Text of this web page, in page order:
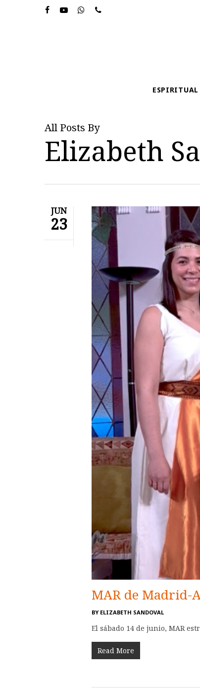
Hit enter to search or ESC to close
ESPIRITUAL
All Posts By
Elizabeth
JUN
23
MAR de Madrid-
BY ELIZABETH SANDOVAL
El sábado 14 de junio, MAR
Read More